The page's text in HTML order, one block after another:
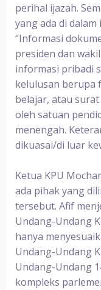
perihal ijazah.
yang ada di
“Informasi
presiden dan
informasi pribadi
kelulusan berupa
belajar, atau
oleh satuan
menengah.
dikuasai/di luar
Ketua KPU
ada pihak yang
tersebut. Afif
Undang-Undang
hanya
Undang-Undang
Undang-Undang
kompleks